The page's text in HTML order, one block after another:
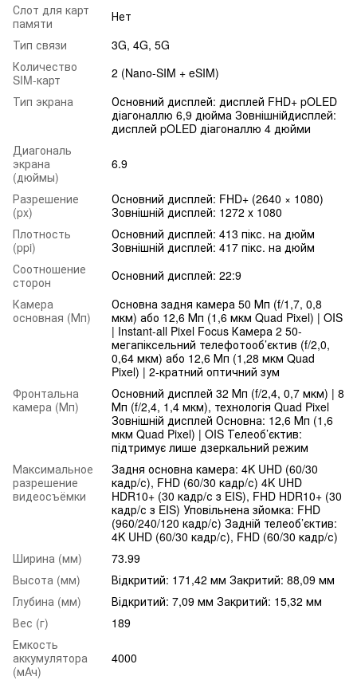
Слот для карт
памяти
Нет
Тип связи
3G, 4G, 5G
Количество
SIM-карт
2 (Nano-SIM + eSIM)
Тип экрана
Основний дисплей: дисплей FHD+ pOLED
діагоналлю 6,9 дюйма Зовнішнійдисплей:
дисплей pOLED діагоналлю 4 дюйми
Диагональ
экрана
(дюймы)
6.9
Разрешение
(px)
Основний дисплей: FHD+ (2640 × 1080)
Зовнішній дисплей: 1272 x 1080
Плотность
(ppi)
Основний дисплей: 413 пікс. на дюйм
Зовнішній дисплей: 417 пікс. на дюйм
Соотношение
сторон
Основний дисплей: 22:9
Камера
основная (Мп)
Основна задня камера 50 Мп (f/1,7, 0,8
мкм) або 12,6 Мп (1,6 мкм Quad Pixel) | OIS
| Instant-all Pixel Focus Камера 2 50-
мегапіксельний телефотооб’єктив (f/2,0,
0,64 мкм) або 12,6 Мп (1,28 мкм Quad
Pixel) | 2-кратний оптичний зум
Фронтальна
камера (Мп)
Основний дисплей 32 Мп (f/2,4, 0,7 мкм) | 8
Мп (f/2,4, 1,4 мкм), технологія Quad Pixel
Зовнішній дисплей Основна: 12,6 Мп (1,6
мкм Quad Pixel) | OIS Телеоб’єктив:
підтримує лише дзеркальний режим
Максимальное
разрешение
видеосъёмки
Задня основна камера: 4K UHD (60/30
кадр/с), FHD (60/30 кадр/с) 4K UHD
HDR10+ (30 кадр/с з EIS), FHD HDR10+ (30
кадр/с з EIS) Уповільнена зйомка: FHD
(960/240/120 кадр/с) Задній телеоб’єктив:
4K UHD (60/30 кадр/с), FHD (60/30 кадр/с)
Ширина (мм)
73.99
Высота (мм)
Відкритий: 171,42 мм Закритий: 88,09 мм
Глубина (мм)
Відкритий: 7,09 мм Закритий: 15,32 мм
Вес (г)
189
Емкость
аккумулятора
(мАч)
4000